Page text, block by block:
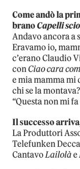
Come andò la
branoCapelli
Andavo ancora a
Eravamo io,
c’erano Claudio
conCiao cara
e mia mamma mi
chi se la
“Questa non mi
Il successo
La Produttori
Telefunken
CantavoLailolàe